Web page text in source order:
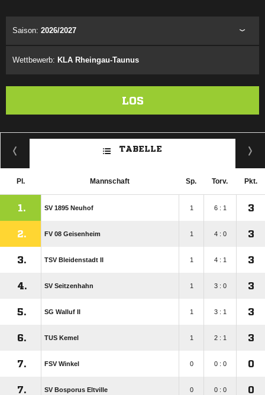
Saison: 2026/2027
Wettbewerb: KLA Rheingau-Taunus
LOS
TABELLE
Pl. Mannschaft Sp. Torv. Pkt.
1. SV 1895 Neuhof 1 6 : 1 3
2. FV 08 Geisenheim 1 4 : 0 3
3. TSV Bleidenstadt II 1 4 : 1 3
4. SV Seitzenhahn 1 3 : 0 3
5. SG Walluf II 1 3 : 1 3
6. TUS Kemel 1 2 : 1 3
7. FSV Winkel 0 0 : 0 0
7. SV Bosporus Eltville 0 0 : 0 0